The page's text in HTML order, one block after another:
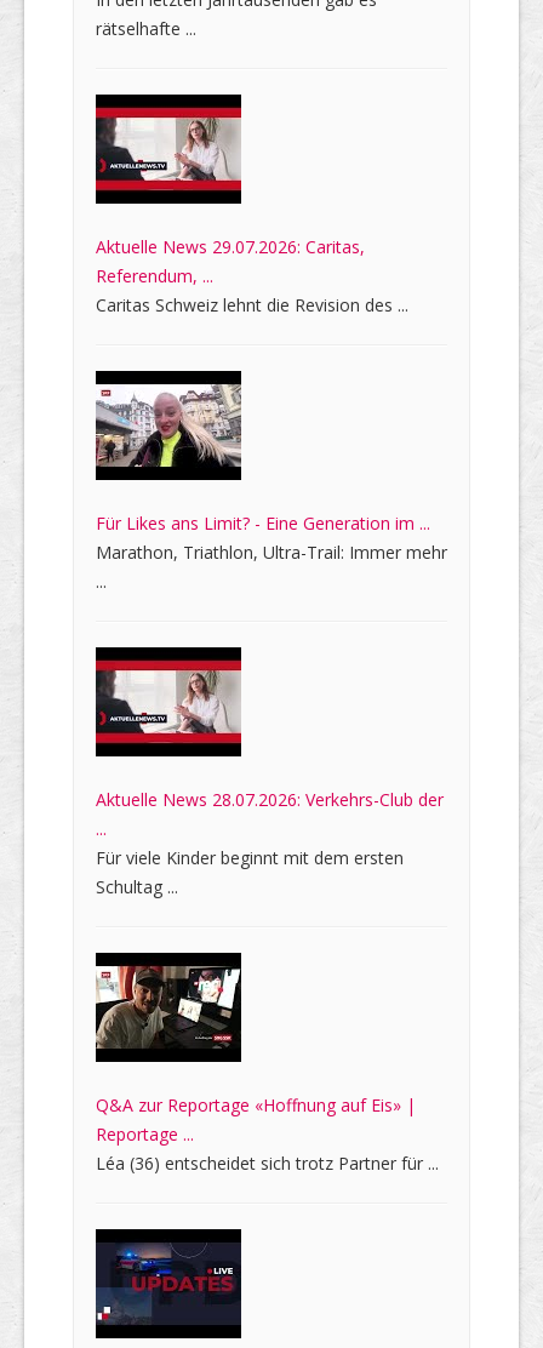
rätselhafte ...
Aktuelle News 29.07.2026: Caritas,
Referendum, ...
Caritas Schweiz lehnt die Revision des ...
Für Likes ans Limit? - Eine Generation im ...
Marathon, Triathlon, Ultra-Trail: Immer mehr
...
Aktuelle News 28.07.2026: Verkehrs-Club der
...
Für viele Kinder beginnt mit dem ersten
Schultag ...
Q&A zur Reportage «Hoffnung auf Eis» |
Reportage ...
Léa (36) entscheidet sich trotz Partner für ...